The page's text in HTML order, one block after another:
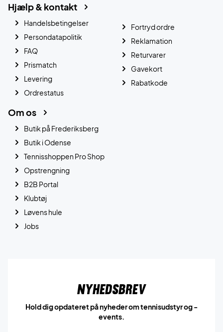
Hjælp & kontakt
Handelsbetingelser
Persondatapolitik
FAQ
Prismatch
Levering
Ordrestatus
Fortryd ordre
Reklamation
Returvarer
Gavekort
Rabatkode
Om os
Butik på Frederiksberg
Butik i Odense
Tennisshoppen Pro Shop
Opstrengning
B2B Portal
Klubtøj
Løvens hule
Jobs
Nyhedsbrev
Hold dig opdateret på nyheder om tennisudstyr og -
events.